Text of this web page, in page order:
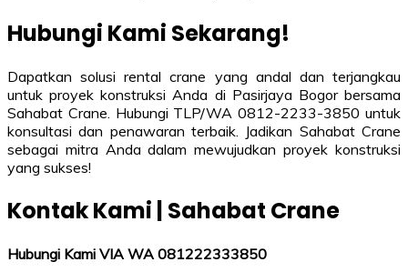
Hubungi Kami Sekarang!
Dapatkan solusi rental crane yang andal dan terjangkau
untuk proyek konstruksi Anda di Pasirjaya Bogor bersama
Sahabat Crane. Hubungi TLP/WA 0812-2233-3850 untuk
konsultasi dan penawaran terbaik. Jadikan Sahabat Crane
sebagai mitra Anda dalam mewujudkan proyek konstruksi
yang sukses!
Kontak Kami | Sahabat Crane
Hubungi Kami VIA WA 081222333850